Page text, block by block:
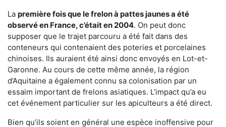
La première fois que le frelon à pattes jaunes a été
observé en France, c’était en 2004. On peut donc
supposer que le trajet parcouru a été fait dans des
conteneurs qui contenaient des poteries et porcelaines
chinoises. Ils auraient été ainsi donc envoyés en Lot-et-
Garonne. Au cours de cette même année, la région
d’Aquitaine a également connu sa colonisation par un
essaim important de frelons asiatiques. L’impact qu’a eu
cet événement particulier sur les apiculteurs a été direct.
Bien qu’ils soient en général une espèce inoffensive pour